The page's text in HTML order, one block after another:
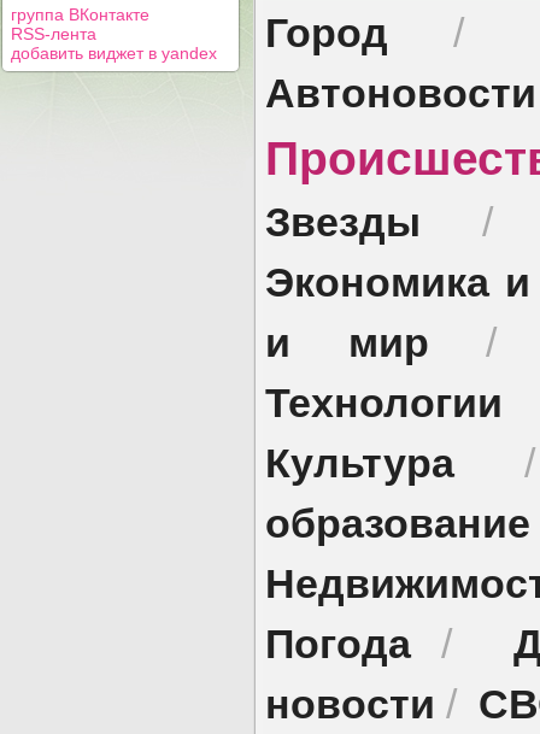
группа ВКонтакте
RSS-лента
добавить виджет в yandex
Город /
Автоновости
Звезды
Экономика
и мир
Технологии
Культура
образование
Погода/
новости /